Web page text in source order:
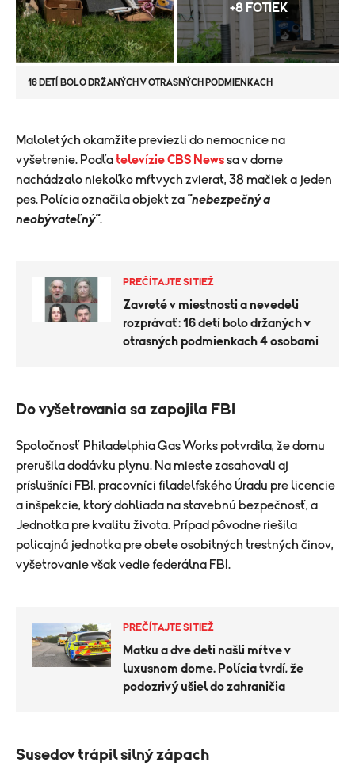
+8 FOTIEK
16 DETÍ BOLO DRŽANÝCH V OTRASNÝCH PODMIENKACH
Maloletých okamžite previezli do nemocnice na
vyšetrenie. Podľatelevízie CBS Newssa v dome
nachádzalo niekoľko mŕtvych zvierat, 38 mačiek a jeden
pes. Polícia označila objekt za "nebezpečný a
neobývateľný".
PREČÍTAJTE SI TIEŽ
Zavreté v miestnosti a nevedeli
rozprávať: 16 detí bolo držaných v
otrasných podmienkach 4 osobami
Do vyšetrovania sa zapojila FBI
Spoločnosť Philadelphia Gas Works potvrdila, že domu
prerušila dodávku plynu. Na mieste zasahovali aj
príslušníci FBI, pracovníci filadelfského Úradu pre licencie
a inšpekcie, ktorý dohliada na stavebnú bezpečnosť, a
Jednotka pre kvalitu života. Prípad pôvodne riešila
policajná jednotka pre obete osobitných trestných činov,
vyšetrovanie však vedie federálna FBI.
PREČÍTAJTE SI TIEŽ
Matku a dve deti našli mŕtve v
luxusnom dome. Polícia tvrdí, že
podozrivý ušiel do zahraničia
Susedov trápil silný zápach